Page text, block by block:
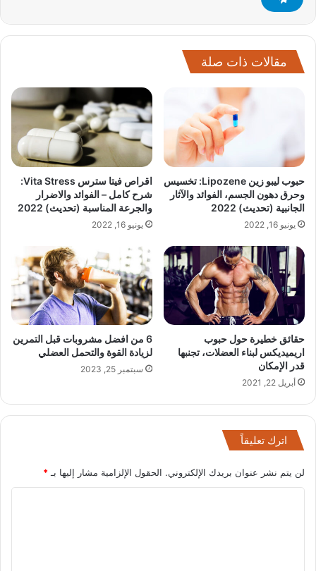
مقالات ذات صلة
حبوب ليبو زين Lipozene: تخسيس
وحرق دهون الجسم، الفوائد والآثار
الجانبية (تحديث) 2022
يونيو 16, 2022
اقراص فيتا سترس Vita Stress:
شرح كامل – الفوائد والاضرار
والجرعة المناسبة (تحديث) 2022
يونيو 16, 2022
حقائق خطيرة حول حبوب
اريميديكس لبناء العضلات، تجنبها
قدر الإمكان
أبريل 22, 2021
6 من افضل مشروبات قبل التمرين
لزيادة القوة والتحمل العضلي
سبتمبر 25, 2023
اترك تعليقاً
لن يتم نشر عنوان بريدك الإلكتروني. الحقول الإلزامية مشار إليها بـ*